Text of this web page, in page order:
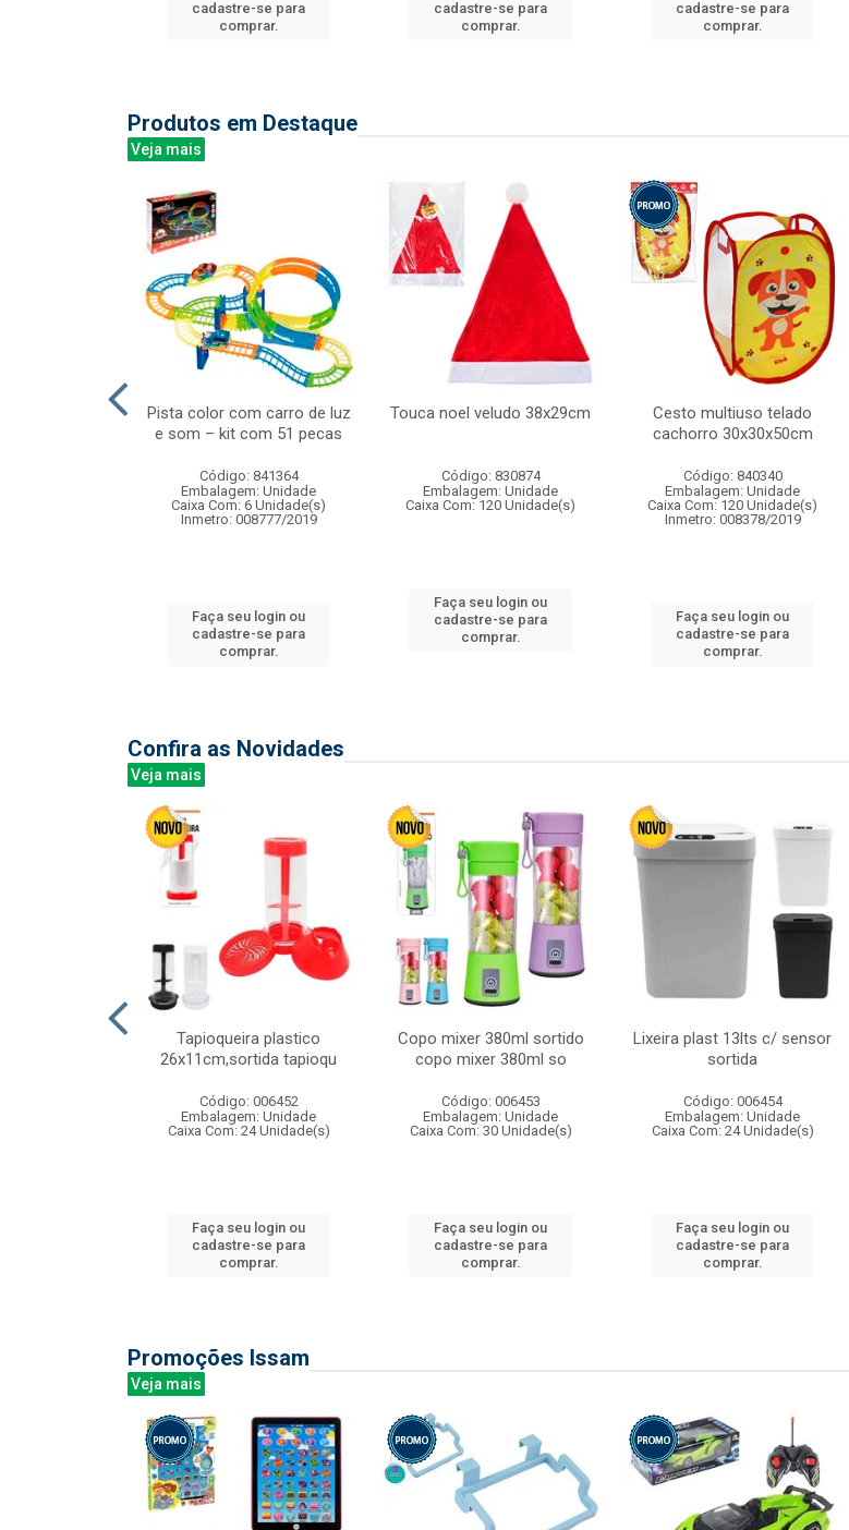
cadastre-se para
comprar.
cadastre-se para
comprar.
cadastre-se para
comprar.
Produtos em Destaque
Veja mais
Pista color com carro de luz
e som – kit com 51 pecas
Código: 841364
Embalagem: Unidade
Caixa Com: 6 Unidade(s)
Inmetro: 008777/2019
Faça seu login ou
cadastre-se para
comprar.
Touca noel veludo 38x29cm
Código: 830874
Embalagem: Unidade
Caixa Com: 120 Unidade(s)
Faça seu login ou
cadastre-se para
comprar.
Cesto multiuso telado
cachorro 30x30x50cm
Código: 840340
Embalagem: Unidade
Caixa Com: 120 Unidade(s)
Inmetro: 008378/2019
Faça seu login ou
cadastre-se para
comprar.
Confira as Novidades
Veja mais
Tapioqueira plastico
26x11cm,sortida tapioqu
Código: 006452
Embalagem: Unidade
Caixa Com: 24 Unidade(s)
Faça seu login ou
cadastre-se para
comprar.
Copo mixer 380ml sortido
copo mixer 380ml so
Código: 006453
Embalagem: Unidade
Caixa Com: 30 Unidade(s)
Faça seu login ou
cadastre-se para
comprar.
Lixeira plast 13lts c/ sensor
sortida
Código: 006454
Embalagem: Unidade
Caixa Com: 24 Unidade(s)
Faça seu login ou
cadastre-se para
comprar.
Promoções Issam
Veja mais